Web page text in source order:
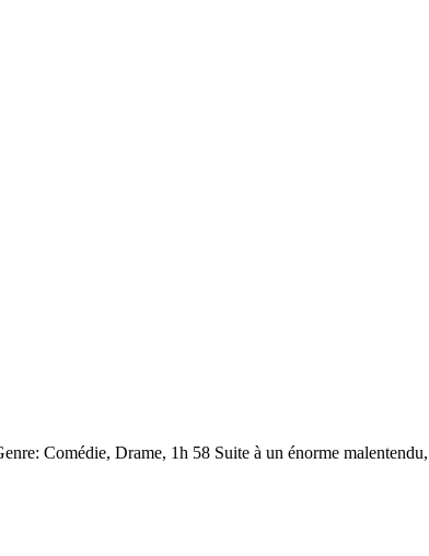
Comédie, Drame, 1h 58 Suite à un énorme malentendu,